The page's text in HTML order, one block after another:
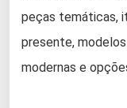
peças temáticas,
presente,
modernas e